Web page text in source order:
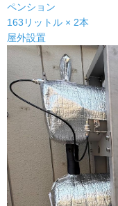
ペンション
163リットル × 2本
屋外設置